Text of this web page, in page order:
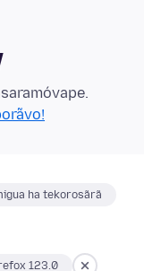
ha tekorosãrã
123.0